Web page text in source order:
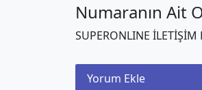
Numaranın Ait
SUPERONLINE
Yorum Ekle